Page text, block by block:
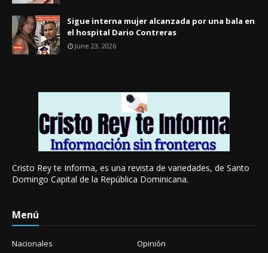
Sigue interna mujer alcanzada por una bala en
el hospital Dario Contreras
June 23, 2026
Cristo Rey te Informa, es una revista de variedades, de Santo
Domingo Capital de la República Dominicana.
Menú
Nacionales Opinión